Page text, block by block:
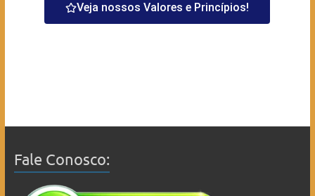
Veja nossos Valores e Princípios!
Fale Conosco: